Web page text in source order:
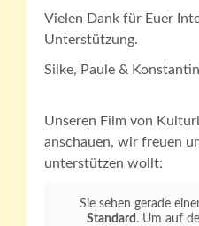
Vielen Dank für Euer
Unterstützung.
Silke, Paule &
Unseren Film von
anschauen, wir freuen
unterstützen wollt:
Sie sehen gerade
Standard . Um auf